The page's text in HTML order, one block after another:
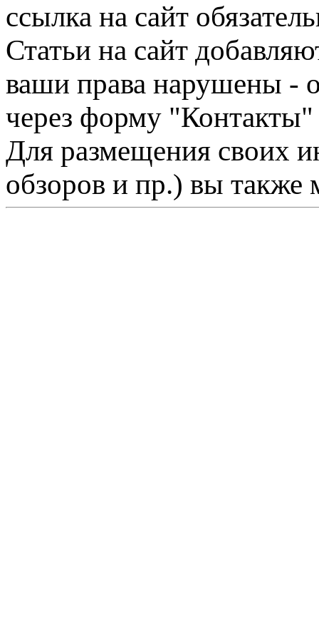
ссылка на сайт
Статьи на сайт
ваши права нарушены -
через форму "Контакты"
Для размещения своих
обзоров и пр.) вы также